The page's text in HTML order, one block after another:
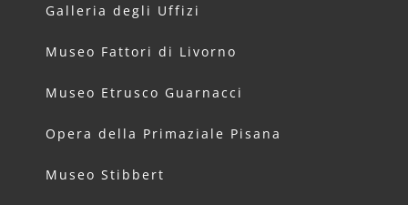
Galleria degli Uffizi
Museo Fattori di Livorno
Museo Etrusco Guarnacci
Opera della Primaziale Pisana
Museo Stibbert